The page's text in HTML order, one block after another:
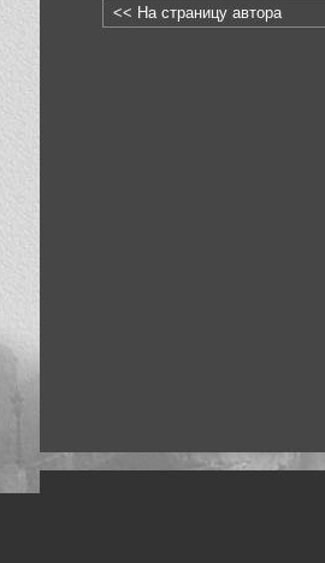
<< На страницу автора